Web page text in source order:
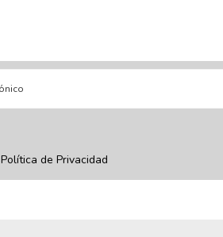
Política de Privacidad